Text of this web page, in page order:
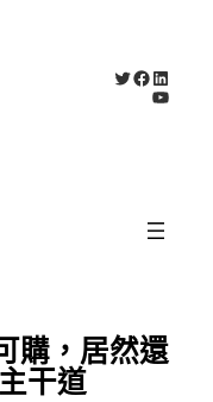
X Facebook
購，居然還
干道